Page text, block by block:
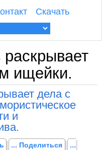
Скачать
ищейки.
дела с
и
... Поделиться
...